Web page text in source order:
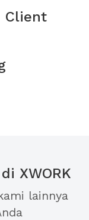
Client
XWORK
lainnya